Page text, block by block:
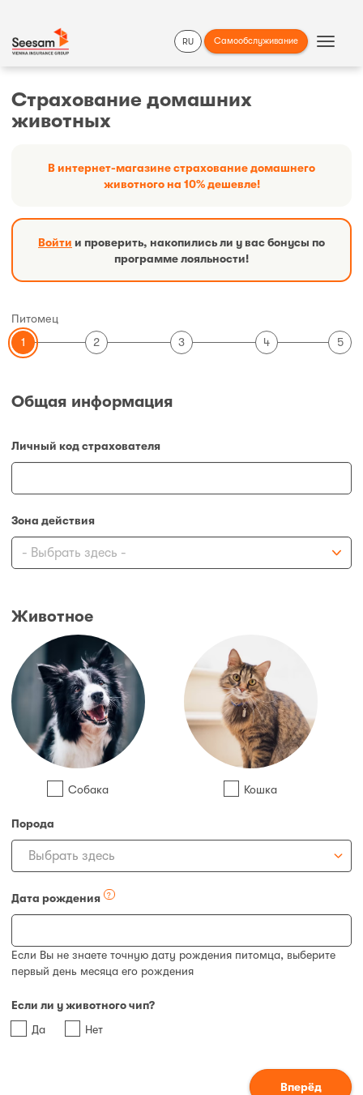
RU Самообслуживание
Show
Страхование домашних
животных
В интернет-магазине страхование домашнего
животного на 10% дешевле!
Войти и проверить, накопились ли у вас бонусы по
программе лояльности!
1
Питомец
2
3 4 5
Общая информация
Личный код страхователя
Зона действия
Животное
Собака Кошка
Порода
Выбрать здесь
Дата рождения ?
Если Вы не знаете точную дату рождения питомца, выберите
первый день месяца его рождения
Если ли у животного чип?
Да
Нет
Вперёд